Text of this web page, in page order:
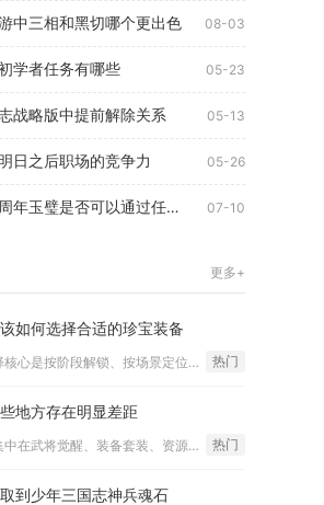
中三相和黑切哪个更出色 08-03
学者任务有哪些 05-23
战略版中提前解除关系 05-13
日之后职场的竞争力 05-26
少年三国志周年玉璧是否可以通过任务获得 07-10
更多+
如何选择合适的珍宝装备
攻城掠地珍宝装备选择核心是按阶段解锁、按场景定位、按武将适配... 热门
地方存在明显差距
攻城掠地的明显差距集中在武将觉醒、装备套装、资源积累、等级进... 热门
到少年三国志神兵魂石